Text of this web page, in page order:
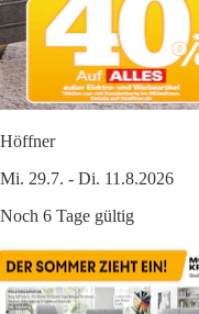
Höffner
Mi. 29.7. - Di. 11.8.2026
Noch 6 Tage gültig